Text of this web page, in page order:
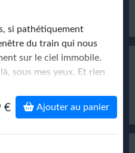
si pathétiquement
du train qui nous
sur le ciel immobile.
sous mes yeux. Et rien
même les champs sans
ma cuisse — que, dans
€ Ajouter au panier